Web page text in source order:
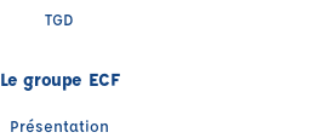
TGD
Le groupe ECF
Présentation